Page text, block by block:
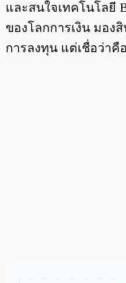
และสนใจเทคโนโลยี
ของโลกการเงิน มอง
การลงทุน แต่เชื่อว่าคื